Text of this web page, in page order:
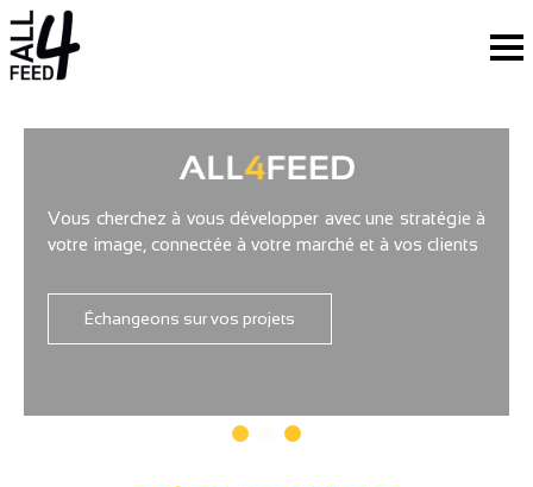
Vous cherchez à vous développer avec une stratégie à
votre image, connectée à votre marché et à vos clients
Échangeons sur vos projets
Vous souhaitez développer des spécialités uniques et
innovantes avec des partenaires de confiance
Échangeons sur vos projets